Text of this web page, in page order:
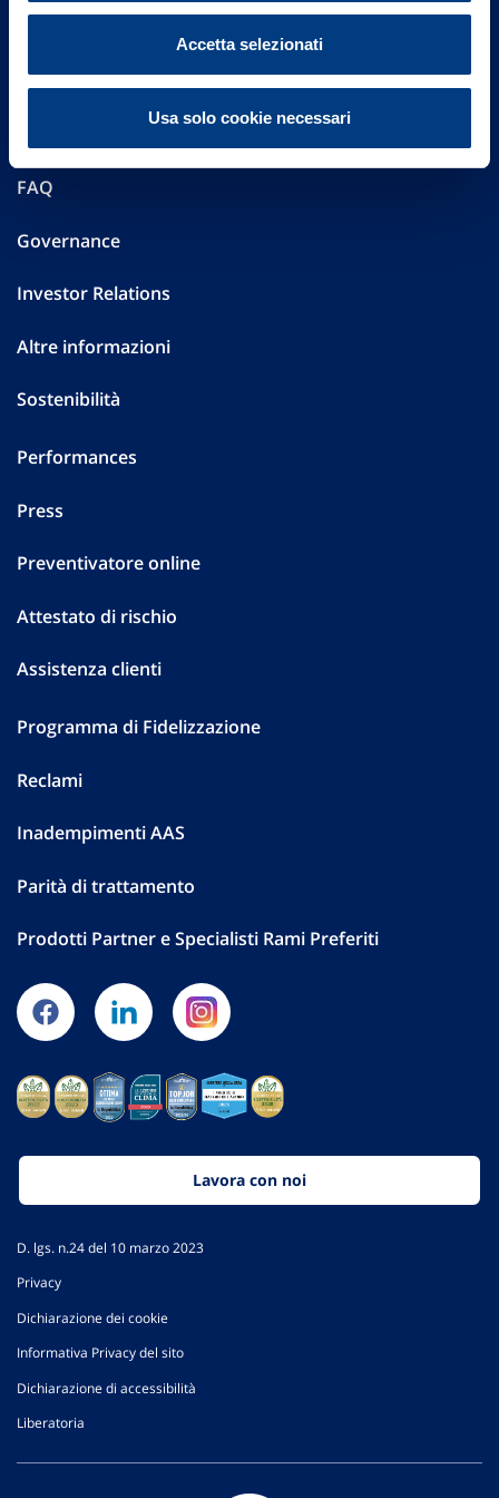
Accetta selezionati
Usa solo cookie necessari
Vittoria Assicurazioni S.p.A.
Via Ignazio Gardella, 2
FAQ
Governance
Investor Relations
Altre informazioni
Sostenibilità
Performances
Press
Preventivatore online
Attestato di rischio
Assistenza clienti
Programma di Fidelizzazione
Reclami
Inadempimenti AAS
Parità di trattamento
Prodotti Partner e Specialisti Rami Preferiti
Lavora con noi
D. lgs. n.24 del 10 marzo 2023
Privacy
Dichiarazione dei cookie
Informativa Privacy del sito
Dichiarazione di accessibilità
Liberatoria